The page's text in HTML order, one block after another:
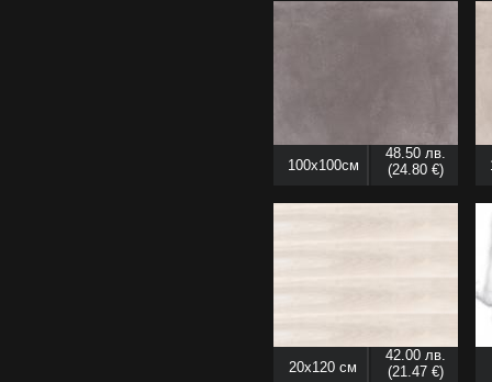
100x100см
48.50 лв.
(24.80 €)
20x120 см
42.00 лв.
(21.47 €)